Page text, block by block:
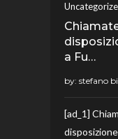
a Fu…
by: stefano
[ad_1]